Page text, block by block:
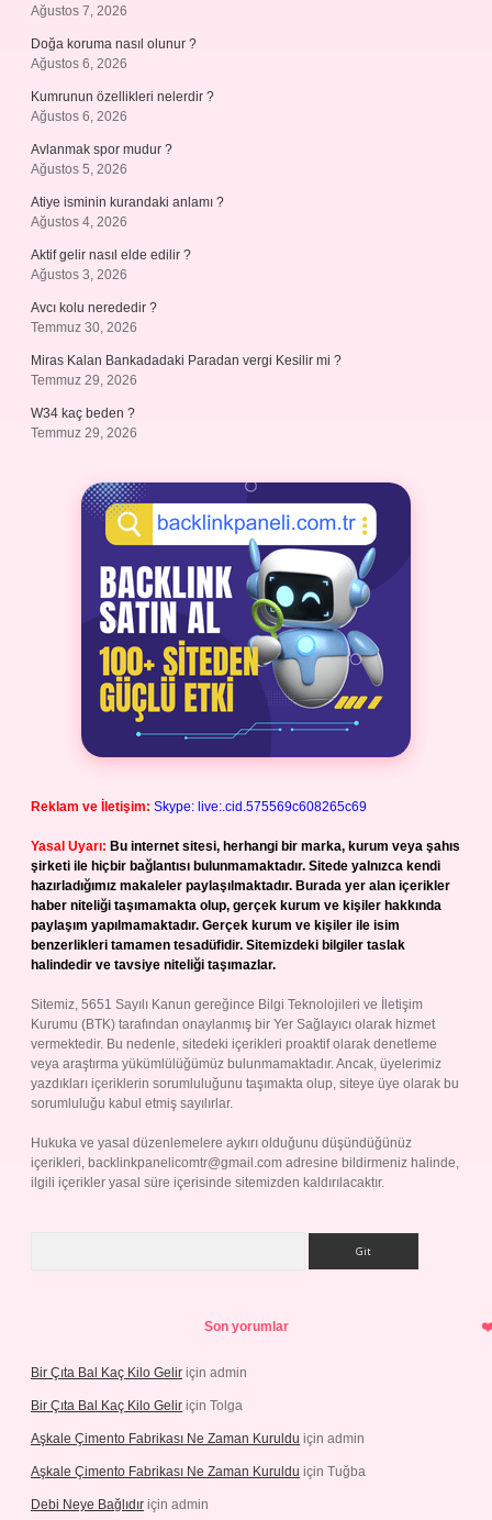
Ağustos 7, 2026
Doğa koruma nasıl olunur ?
Ağustos 6, 2026
Kumrunun özellikleri nelerdir ?
Ağustos 6, 2026
Avlanmak spor mudur ?
Ağustos 5, 2026
Atiye isminin kurandaki anlamı ?
Ağustos 4, 2026
Aktif gelir nasıl elde edilir ?
Ağustos 3, 2026
Avcı kolu nerededir ?
Temmuz 30, 2026
Miras Kalan Bankadadaki Paradan vergi Kesilir mi ?
Temmuz 29, 2026
W34 kaç beden ?
Temmuz 29, 2026
Reklam ve İletişim: Skype: live:.cid.575569c608265c69
Yasal Uyarı: Bu internet sitesi, herhangi bir marka, kurum veya şahıs
şirketi ile hiçbir bağlantısı bulunmamaktadır. Sitede yalnızca kendi
hazırladığımız makaleler paylaşılmaktadır. Burada yer alan içerikler
haber niteliği taşımamakta olup, gerçek kurum ve kişiler hakkında
paylaşım yapılmamaktadır. Gerçek kurum ve kişiler ile isim
benzerlikleri tamamen tesadüfidir. Sitemizdeki bilgiler taslak
halindedir ve tavsiye niteliği taşımazlar.
Sitemiz, 5651 Sayılı Kanun gereğince Bilgi Teknolojileri ve İletişim
Kurumu (BTK) tarafından onaylanmış bir Yer Sağlayıcı olarak hizmet
vermektedir. Bu nedenle, sitedeki içerikleri proaktif olarak denetleme
veya araştırma yükümlülüğümüz bulunmamaktadır. Ancak, üyelerimiz
yazdıkları içeriklerin sorumluluğunu taşımakta olup, siteye üye olarak bu
sorumluluğu kabul etmiş sayılırlar.
Hukuka ve yasal düzenlemelere aykırı olduğunu düşündüğünüz
içerikleri, backlinkpanelicomtr@gmail.com adresine bildirmeniz halinde,
ilgili içerikler yasal süre içerisinde sitemizden kaldırılacaktır.
Son yorumlar
Bir Çıta Bal Kaç Kilo Gelir için admin
Bir Çıta Bal Kaç Kilo Gelir için Tolga
Aşkale Çimento Fabrikası Ne Zaman Kuruldu için admin
Aşkale Çimento Fabrikası Ne Zaman Kuruldu için Tuğba
Debi Neye Bağlıdır için admin